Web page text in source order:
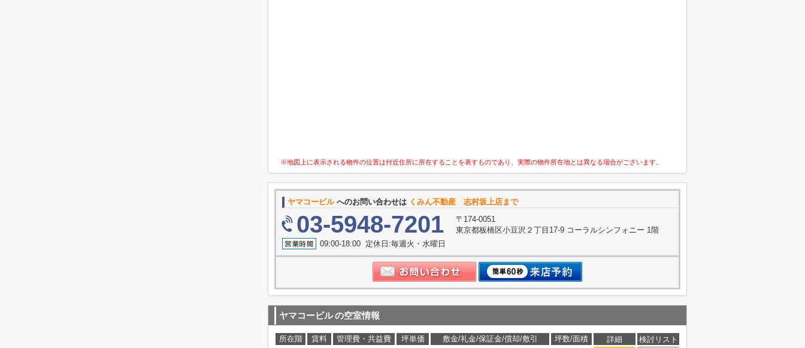
※地図上に表示される物件の位置は付近住所に所在することを表すものであり、実際の物件所在地とは異なる場合がございます。
ヤマコービルへのお問い合わせは くみん不動産 志村坂上店まで
03-5948-7201
〒174-0051
東京都板橋区小豆沢２丁目17-9 コーラルシンフォニー 1階
09:00-18:00 定休日:毎週火・水曜日
ヤマコービルの空室情報
所在階 賃料 管理費・共益費 坪単価 敷金/礼金/保証金/償却/敷引 坪数/面積 詳細 検討リスト